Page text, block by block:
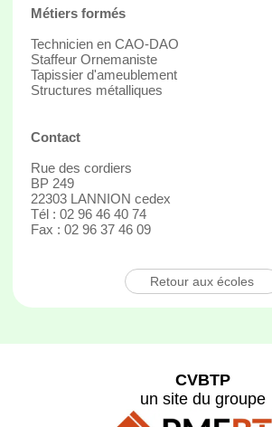
Métiers formés
Technicien en CAO-DAO
Staffeur Ornemaniste
Tapissier d'ameublement
Structures métalliques
Contact
Rue des cordiers
BP 249
22303 LANNION cedex
Tél : 02 96 46 40 74
Fax : 02 96 37 46 09
Retour aux écoles
CVBTP
un site du groupe